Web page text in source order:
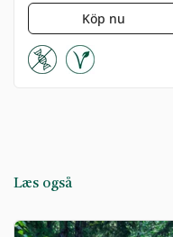
Köp nu
Læs også